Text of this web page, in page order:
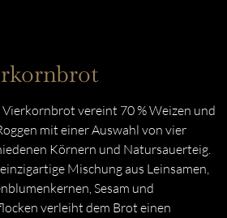
Vierkornbrot vereint 70 % Weizen und
mit einer Auswahl von vier
Körnern und Natursauerteig.
Mischung aus Leinsamen,
Sesam und
verleiht dem Brot einen